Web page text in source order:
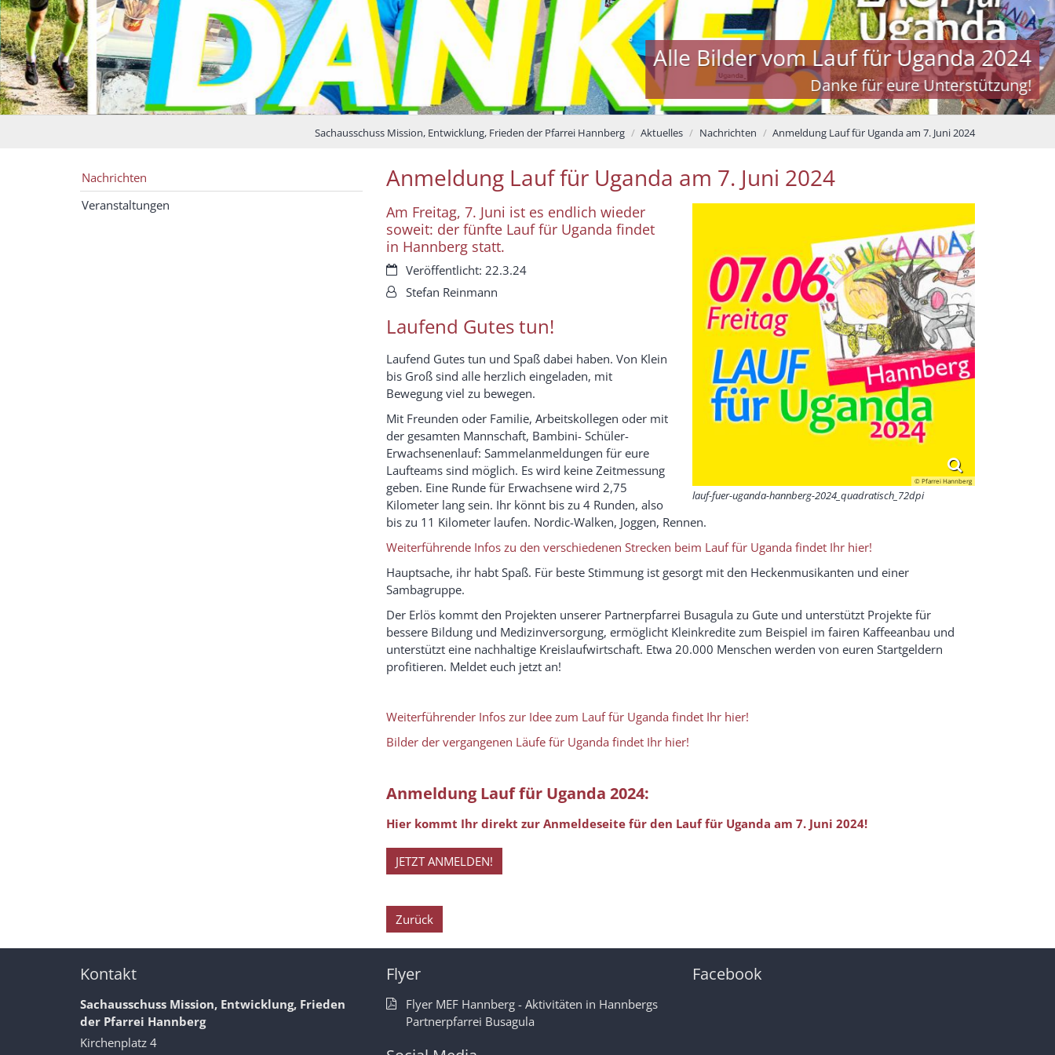
Alle Bilder vom Lauf für Uganda 2024
Danke für eure Unterstützung!
Sachausschuss Mission, Entwicklung, Frieden der Pfarrei Hannberg Aktuelles Nachrichten Anmeldung Lauf für Uganda am 7. Juni 2024
Anmeldung Lauf für Uganda am 7. Juni 2024
© Pfarrei Hannberg
lauf-fuer-uganda-hannberg-2024_quadratisch_72dpi
Am Freitag, 7. Juni ist es endlich wieder
soweit: der fünfte Lauf für Uganda findet
in Hannberg statt.
Datum:Veröffentlicht: 22.3.24
Von:Stefan Reinmann
Laufend Gutes tun!
Laufend Gutes tun und Spaß dabei haben. Von Klein
bis Groß sind alle herzlich eingeladen, mit
Bewegung viel zu bewegen.
Mit Freunden oder Familie, Arbeitskollegen oder mit
der gesamten Mannschaft, Bambini- Schüler-
Erwachsenenlauf: Sammelanmeldungen für eure
Laufteams sind möglich. Es wird keine Zeitmessung
geben. Eine Runde für Erwachsene wird 2,75
Kilometer lang sein. Ihr könnt bis zu 4 Runden, also
bis zu 11 Kilometer laufen. Nordic-Walken, Joggen, Rennen.
Weiterführende Infos zu den verschiedenen Strecken beim Lauf für Uganda findet Ihr hier!
Hauptsache, ihr habt Spaß. Für beste Stimmung ist gesorgt mit den Heckenmusikanten und einer
Sambagruppe.
Der Erlös kommt den Projekten unserer Partnerpfarrei Busagula zu Gute und unterstützt Projekte für
bessere Bildung und Medizinversorgung, ermöglicht Kleinkredite zum Beispiel im fairen Kaffeeanbau und
unterstützt eine nachhaltige Kreislaufwirtschaft. Etwa 20.000 Menschen werden von euren Startgeldern
profitieren. Meldet euch jetzt an!
Weiterführender Infos zur Idee zum Lauf für Uganda findet Ihr hier!
Bilder der vergangenen Läufe für Uganda findet Ihr hier!
Anmeldung Lauf für Uganda 2024:
Hier kommt Ihr direkt zur Anmeldeseite für den Lauf für Uganda am 7. Juni 2024!
JETZT ANMELDEN!
Zurück
Nachrichten
Veranstaltungen
Kontakt
Sachausschuss Mission, Entwicklung, Frieden
der Pfarrei Hannberg
Kirchenplatz 4
Flyer
Flyer MEF Hannberg - Aktivitäten in Hannbergs
Partnerpfarrei Busagula
Facebook